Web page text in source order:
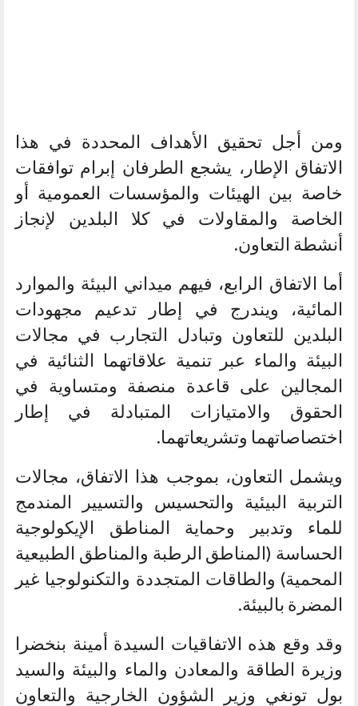
ومن أجل تحقيق الأهداف المحددة في هذا
الاتفاق الإطار، يشجع الطرفان إبرام توافقات
خاصة بين الهيئات والمؤسسات العمومية أو
الخاصة والمقاولات في كلا البلدين لإنجاز
أنشطة التعاون.
أما الاتفاق الرابع، فيهم ميداني البيئة والموارد
المائية، ويندرج في إطار تدعيم مجهودات
البلدين للتعاون وتبادل التجارب في مجالات
البيئة والماء عبر تنمية علاقاتهما الثنائية في
المجالين على قاعدة منصفة ومتساوية في
الحقوق والامتيازات المتبادلة في إطار
اختصاصاتهما وتشريعاتهما.
ويشمل التعاون، بموجب هذا الاتفاق، مجالات
التربية البيئية والتحسيس والتسيير المندمج
للماء وتدبير وحماية المناطق الإيكولوجية
الحساسة (المناطق الرطبة والمناطق الطبيعية
المحمية) والطاقات المتجددة والتكنولوجيا غير
المضرة بالبيئة.
وقد وقع هذه الاتفاقيات السيدة أمينة بنخضرا
وزيرة الطاقة والمعادن والماء والبيئة والسيد
بول تونغي وزير الشؤون الخارجية والتعاون